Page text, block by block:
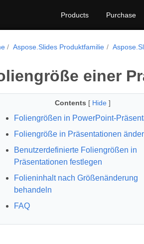
Products Purchase
Aspose.Slides Produktfamilie
einer
Contents [ Hide ]
Foliengrößen in PowerPoint-
Foliengröße in Präsentationen
Benutzerdefinierte Foliengrößen in
Präsentationen festlegen
Folieninhalt nach Größenänderung
behandeln
FAQ